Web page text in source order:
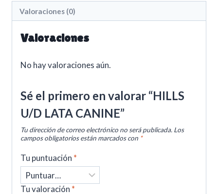
Valoraciones (0)
Valoraciones
No hay valoraciones aún.
Sé el primero en valorar “HILLS
U/D LATA CANINE”
Tu dirección de correo electrónico no será publicada. Los
campos obligatorios están marcados con *
Tu puntuación *
Tu valoración *